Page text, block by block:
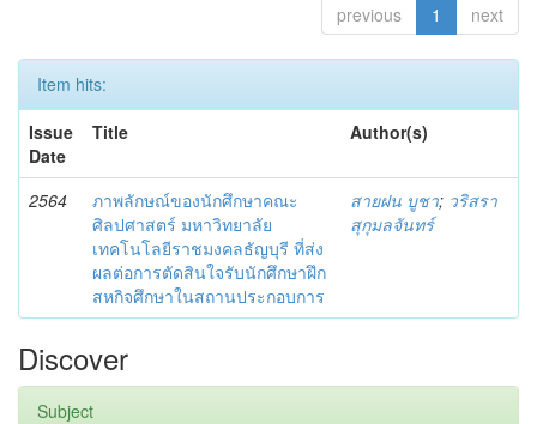
previous 1 next
Item hits:
Issue
Date
Title Author(s)
2564
ภาพลักษณ์ของนักศึกษาคณะ
ศิลปศาสตร์ มหาวิทยาลัย
เทคโนโลยีราชมงคลธัญบุรี ที่ส่ง
ผลต่อการตัดสินใจรับนักศึกษาฝึก
สหกิจศึกษาในสถานประกอบการ
สายฝน บูชา; วริสรา
สุกุมลจันทร์
Discover
Subject